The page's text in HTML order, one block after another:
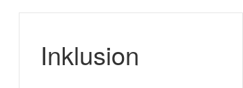
Inklusion